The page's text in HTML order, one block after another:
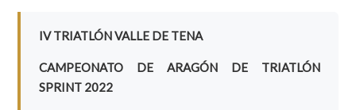
IV TRIATLÓN VALLE DE TENA
CAMPEONATO DE ARAGÓN DE TRIATLÓN
SPRINT 2022